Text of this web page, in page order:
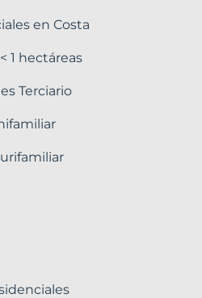
en Costa
1 hectáreas
Terciario